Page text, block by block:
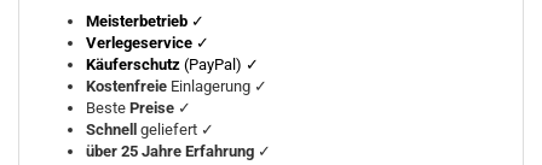
Meisterbetrieb ✓
Verlegeservice ✓
Käuferschutz (PayPal) ✓
Kostenfreie Einlagerung ✓
Beste Preise ✓
Schnell geliefert ✓
über 25 Jahre Erfahrung ✓